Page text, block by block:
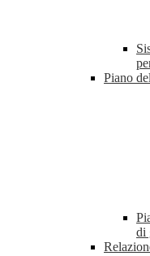
Piano
di